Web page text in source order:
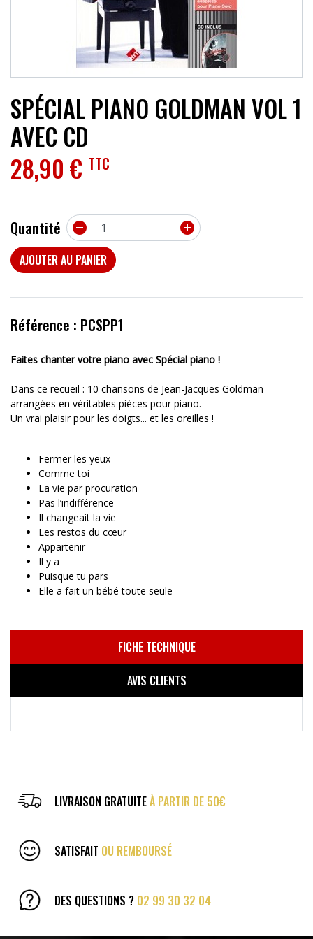
SPÉCIAL PIANO GOLDMAN VOL 1
AVEC CD
28,90 € TTC
Quantité 

AJOUTER AU PANIER
Référence : PCSPP1
Faites chanter votre piano avec Spécial piano !
Dans ce recueil : 10 chansons de Jean-Jacques Goldman
arrangées en véritables pièces pour piano.
Un vrai plaisir pour les doigts... et les oreilles !
Fermer les yeux
Comme toi
La vie par procuration
Pas l’indifférence
Il changeait la vie
Les restos du cœur
Appartenir
Il y a
Puisque tu pars
Elle a fait un bébé toute seule
FICHE TECHNIQUE
AVIS CLIENTS
LIVRAISON GRATUITEÀ PARTIR DE 50€
SATISFAIT OU REMBOURSÉ
DES QUESTIONS ? 02 99 30 32 04
ACCESSOIRES
EFFETS
PROMOTIONS